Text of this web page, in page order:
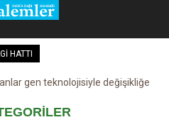
HATTI
devşirme ve kobay!